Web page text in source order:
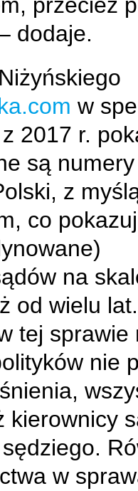
dodaje.
w
2017 r.
są
z
co
na
od wielu
tej sprawie
nie
kierownicy
w